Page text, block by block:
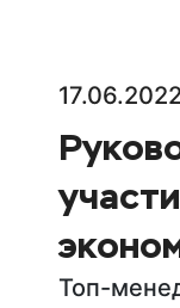
17.06.2022
Топ-